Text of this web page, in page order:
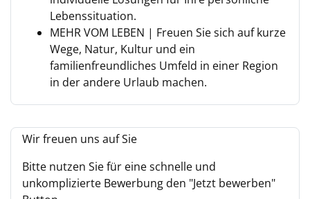
Lebenssituation.
MEHR VOM LEBEN | Freuen Sie sich auf kurze
Wege, Natur, Kultur und ein
familienfreundliches Umfeld in einer Region
in der andere Urlaub machen.
Wir freuen uns auf Sie
Bitte nutzen Sie für eine schnelle und
unkomplizierte Bewerbung den "Jetzt bewerben"